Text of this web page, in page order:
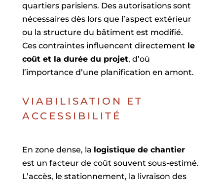
quartiers parisiens. Des autorisations sont
nécessaires dès lors que l’aspect extérieur
ou la structure du bâtiment est modifié.
Ces contraintes influencent directement le
coût et la durée du projet, d’où
l’importance d’une planification en amont.
VIABILISATION ET
ACCESSIBILITÉ
En zone dense, la logistique de chantier
est un facteur de coût souvent sous-estimé.
L’accès, le stationnement, la livraison des